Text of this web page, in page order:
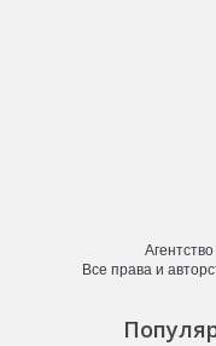
Все права и